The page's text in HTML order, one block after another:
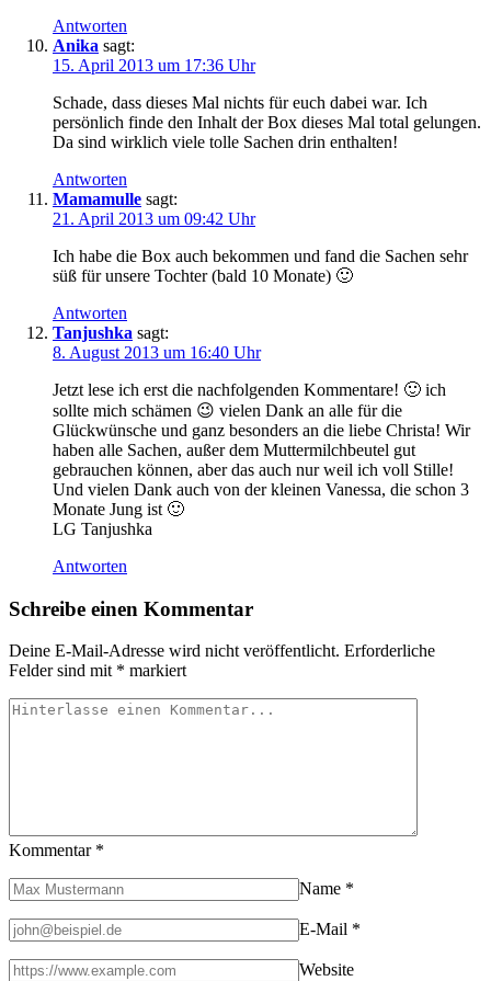
Antworten
Anika sagt:
15. April 2013 um 17:36 Uhr
Schade, dass dieses Mal nichts für euch dabei war. Ich
persönlich finde den Inhalt der Box dieses Mal total gelungen.
Da sind wirklich viele tolle Sachen drin enthalten!
Antworten
Mamamulle sagt:
21. April 2013 um 09:42 Uhr
Ich habe die Box auch bekommen und fand die Sachen sehr
süß für unsere Tochter (bald 10 Monate) 🙂
Antworten
Tanjushka sagt:
8. August 2013 um 16:40 Uhr
Jetzt lese ich erst die nachfolgenden Kommentare! 🙂 ich
sollte mich schämen 😉 vielen Dank an alle für die
Glückwünsche und ganz besonders an die liebe Christa! Wir
haben alle Sachen, außer dem Muttermilchbeutel gut
gebrauchen können, aber das auch nur weil ich voll Stille!
Und vielen Dank auch von der kleinen Vanessa, die schon 3
Monate Jung ist 🙂
LG Tanjushka
Antworten
Schreibe einen Kommentar
Deine E-Mail-Adresse wird nicht veröffentlicht. Erforderliche
Felder sind mit * markiert
Kommentar *
Name *
E-Mail *
Website